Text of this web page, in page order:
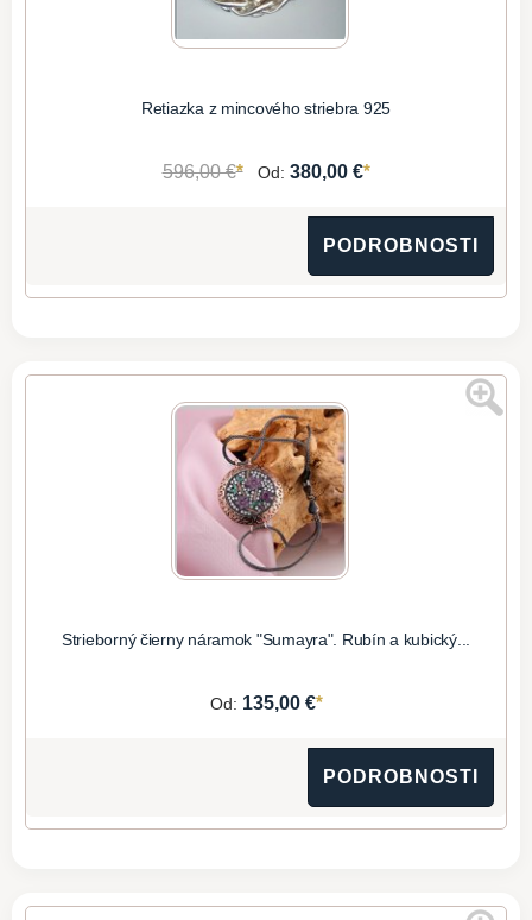
Retiazka z mincového striebra 925
596,00 €* Od: 380,00 €*
PODROBNOSTI
Strieborný čierny náramok "Sumayra". Rubín a kubický...
Od: 135,00 €*
PODROBNOSTI